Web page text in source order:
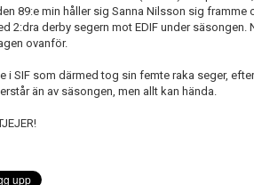
89:e min håller sig Sanna Nilsson sig framme
2:dra derby segern mot EDIF under
ovanför.
i SIF som därmed tog sin femte raka seger,
än av säsongen, men allt kan hända.